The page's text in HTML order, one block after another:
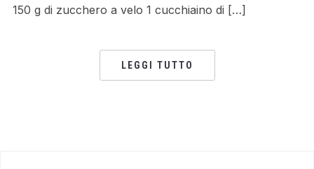
150 g di zucchero a velo 1 cucchiaino di […]
LEGGI TUTTO